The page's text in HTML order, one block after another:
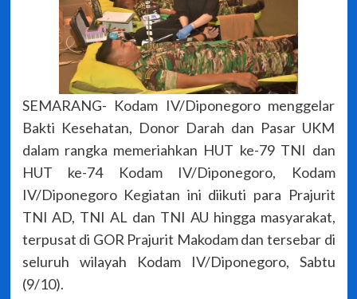
SEMARANG- Kodam IV/Diponegoro menggelar
Bakti Kesehatan, Donor Darah dan Pasar UKM
dalam rangka memeriahkan HUT ke-79 TNI dan
HUT ke-74 Kodam IV/Diponegoro, Kodam
IV/Diponegoro Kegiatan ini diikuti para Prajurit
TNI AD, TNI AL dan TNI AU hingga masyarakat,
terpusat di GOR Prajurit Makodam dan tersebar di
seluruh wilayah Kodam IV/Diponegoro, Sabtu
(9/10).